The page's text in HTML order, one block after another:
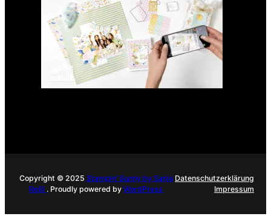
Copyright © 2025 Stampin‘ Sunny by Sanja
Reiß . Proudly powered by WordPress
Datenschutzerklärung
Impressum